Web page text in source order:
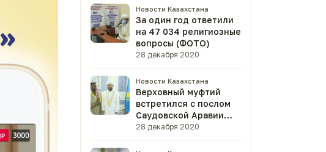
Новости Казахстана
За один год ответили
на 47 034 религиозные
вопросы (ФОТО)
28 декабря 2020
Новости Казахстана
Верховный муфтий
встретился с послом
Саудовской Аравии
(ФОТО)
28 декабря 2020